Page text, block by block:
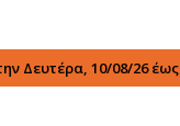
Δευτέρα, 10/08/26